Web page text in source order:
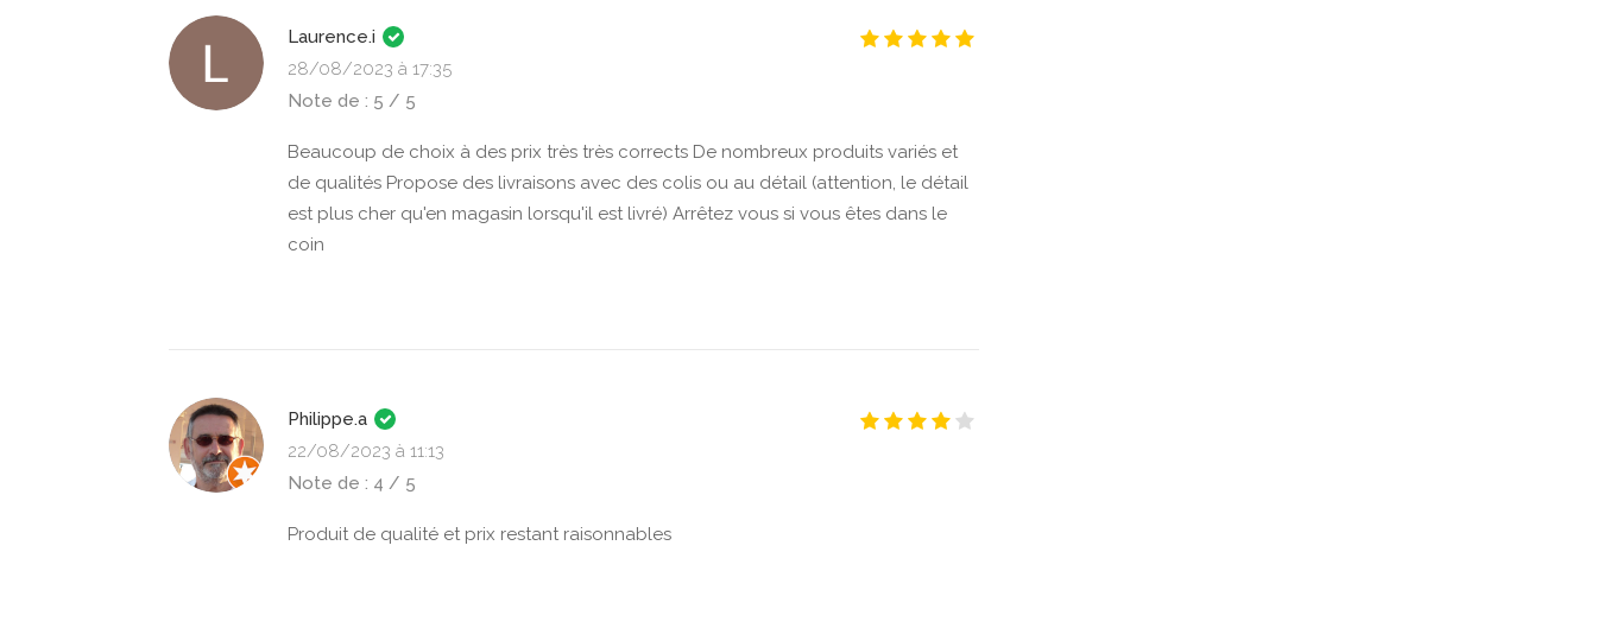
Laurence.i
28/08/2023 à 17:35
Note de : 5 / 5
Beaucoup de choix à des prix très très corrects De nombreux produits variés et
de qualités Propose des livraisons avec des colis ou au détail (attention, le détail
est plus cher qu'en magasin lorsqu'il est livré) Arrêtez vous si vous êtes dans le
coin
Philippe.a
22/08/2023 à 11:13
Note de : 4 / 5
Produit de qualité et prix restant raisonnables